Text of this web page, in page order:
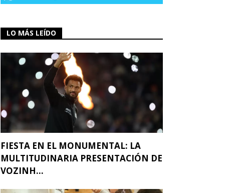
LO MÁS LEÍDO
FIESTA EN EL MONUMENTAL: LA
MULTITUDINARIA PRESENTACIÓN DE
VOZINH...